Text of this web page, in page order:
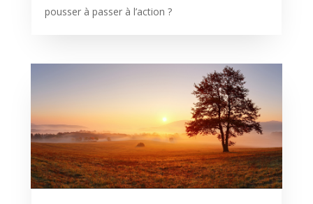
pousser à passer à l’action ?